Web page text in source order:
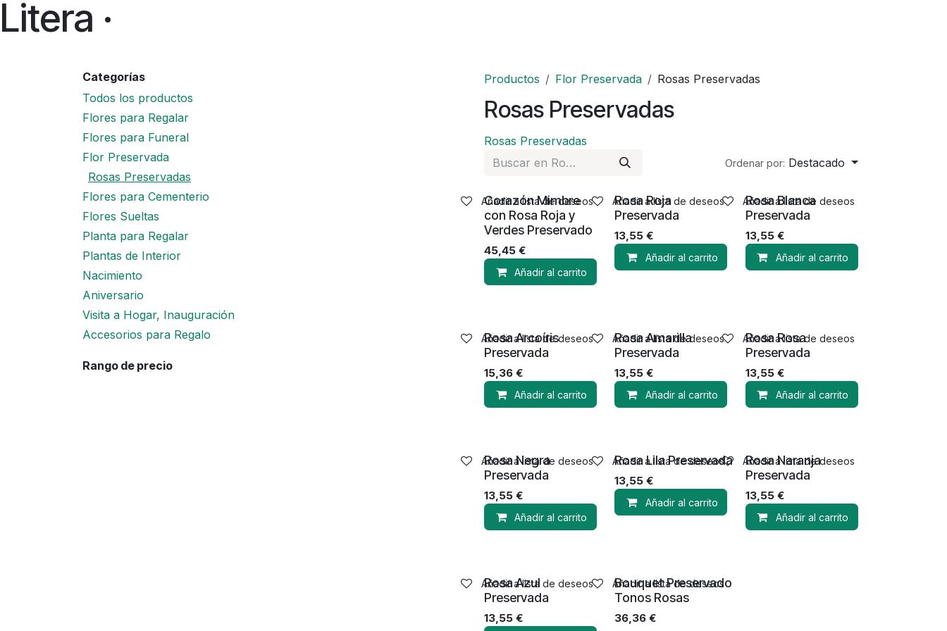
Litera ·
Categorías
Todos los productos
Flores para Regalar
Flores para Funeral
Flor Preservada
Rosas Preservadas
Flores para Cementerio
Flores Sueltas
Planta para Regalar
Plantas de Interior
Nacimiento
Aniversario
Visita a Hogar, Inauguración
Accesorios para Regalo
Rango de precio
Productos Flor Preservada Rosas Preservadas
Rosas Preservadas
Rosas Preservadas
Ordenar por: Destacado
Corazón Mimbre
con Rosa Roja y
Verdes Preservado
45,45 €
Añadir al carrito
Añadir a lista de deseos
Rosa Roja
Preservada
13,55 €
Añadir al carrito
Añadir a lista de deseos
Rosa Blanca
Preservada
13,55€
Añadir al carrito
Añadir a lista de deseos
Rosa Arcoíris
Preservada
15,36 €
Añadir al carrito
Añadir a lista de deseos
Rosa Amarilla
Preservada
13,55 €
Añadir al carrito
Añadir a lista de deseos
Rosa Rosa
Preservada
13,55€
Añadir al carrito
Añadir a lista de deseos
Rosa Negra
Preservada
13,55 €
Añadir al carrito
Añadir a lista de deseos Rosa Lila Preservada
13,55 €
Añadir al carrito
Añadir a lista de deseos
Rosa Naranja
Preservada
13,55€
Añadir al carrito
Añadir a lista de deseos
Rosa Azul
Preservada
13,55 €
Añadir a lista de deseos
Bouquet Preservado
Tonos Rosas
36,36 €
Añadir a lista de deseos